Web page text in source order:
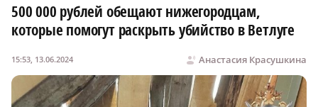
500 000 рублей обещают нижегородцам,
которые помогут раскрыть убийство в Ветлуге
Анастасия Красушкина
15:53, 13.06.2024